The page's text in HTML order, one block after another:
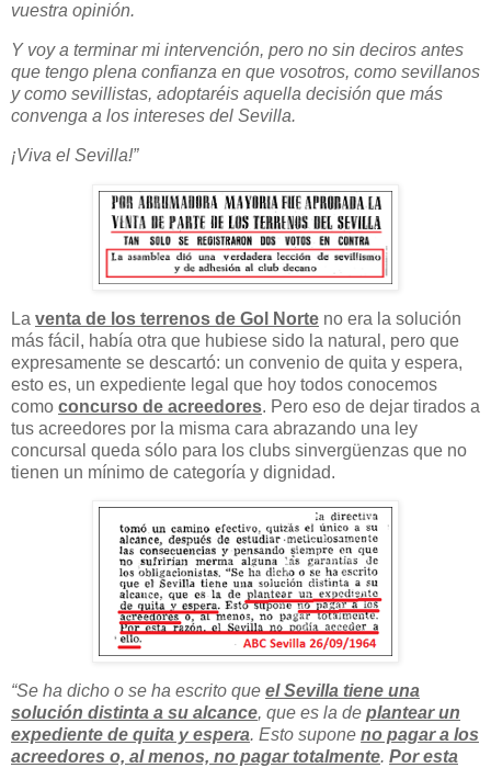
vuestra opinión.
Y voy a terminar mi intervención, pero no sin deciros antes
que tengo plena confianza en que vosotros, como sevillanos
y como sevillistas, adoptaréis aquella decisión que más
convenga a los intereses del Sevilla.
¡Viva el Sevilla!”
La venta de los terrenos de Gol Norte no era la solución
más fácil, había otra que hubiese sido la natural, pero que
expresamente se descartó: un convenio de quita y espera,
esto es, un expediente legal que hoy todos conocemos
como concurso de acreedores. Pero eso de dejar tirados a
tus acreedores por la misma cara abrazando una ley
concursal queda sólo para los clubs sinvergüenzas que no
tienen un mínimo de categoría y dignidad.
“Se ha dicho o se ha escrito que el Sevilla tiene una
solución distinta a su alcance, que es la de plantear un
expediente de quita y espera. Esto supone no pagar a los
acreedores o, al menos, no pagar totalmente. Por esta